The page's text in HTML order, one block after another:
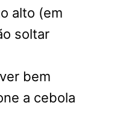
alto (em
soltar
bem
a cebola